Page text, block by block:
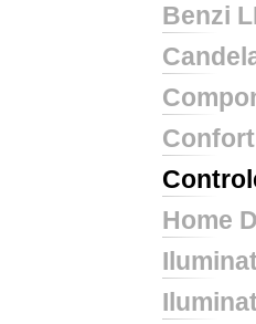
Benzi
Confort
Home